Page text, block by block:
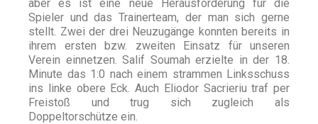
aber es ist eine neue Herausforderung für die
Spieler und das Trainerteam, der man sich gerne
stellt. Zwei der drei Neuzugänge konnten bereits in
ihrem ersten bzw. zweiten Einsatz für unseren
Verein einnetzen. Salif Soumah erzielte in der 18.
Minute das 1:0 nach einem strammen Linksschuss
ins linke obere Eck. Auch Eliodor Sacrieriu traf per
Freistoß und trug sich zugleich als
Doppeltorschütze ein.